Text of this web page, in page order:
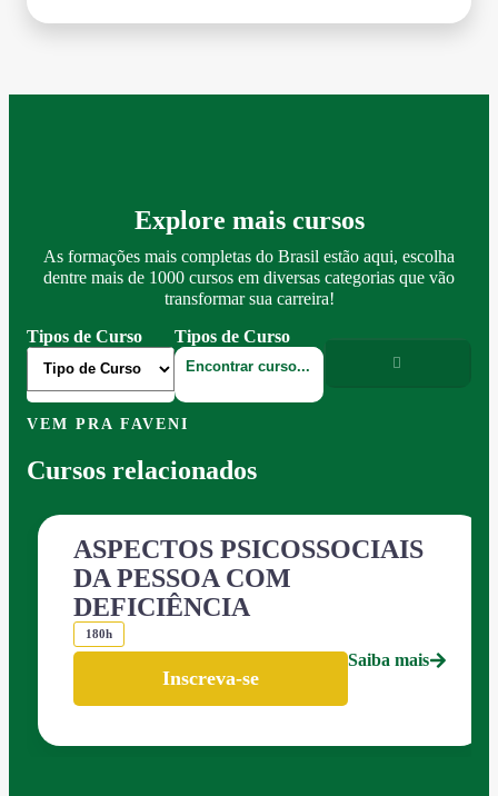
Explore mais cursos
As formações mais completas do Brasil estão aqui, escolha
dentre mais de 1000 cursos em diversas categorias que vão
transformar sua carreira!
Tipos de Curso
Tipos de Curso
VEM PRA FAVENI
Cursos relacionados
ASPECTOS PSICOSSOCIAIS
DA PESSOA COM
DEFICIÊNCIA
180h
Inscreva-se
Saiba mais